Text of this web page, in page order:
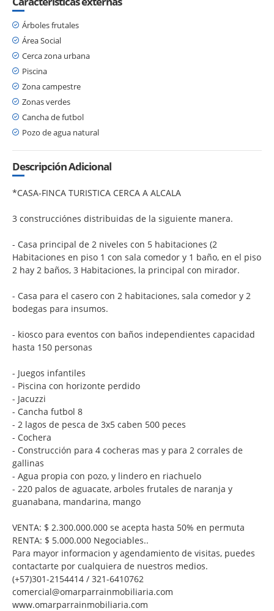
Árboles frutales
Área Social
Cerca zona urbana
Piscina
Zona campestre
Zonas verdes
Cancha de futbol
Pozo de agua natural
Descripción Adicional
*CASA-FINCA TURISTICA CERCA A ALCALA
3 construcciónes distribuidas de la siguiente manera.
- Casa principal de 2 niveles con 5 habitaciones (2
Habitaciones en piso 1 con sala comedor y 1 baño, en el piso
2 hay 2 baños, 3 Habitaciones, la principal con mirador.
- Casa para el casero con 2 habitaciones, sala comedor y 2
bodegas para insumos.
- kiosco para eventos con baños independientes capacidad
hasta 150 personas
- Juegos infantiles
- Piscina con horizonte perdido
- Jacuzzi
- Cancha futbol 8
- 2 lagos de pesca de 3x5 caben 500 peces
- Cochera
- Construcción para 4 cocheras mas y para 2 corrales de
gallinas
- Agua propia con pozo, y lindero en riachuelo
- 220 palos de aguacate, arboles frutales de naranja y
guanabana, mandarina, mango
VENTA: $ 2.300.000.000 se acepta hasta 50% en permuta
RENTA: $ 5.000.000 Negociables..
Para mayor informacion y agendamiento de visitas, puedes
contactarte por cualquiera de nuestros medios.
(+57)301-2154414 / 321-6410762
comercial@omarparrainmobiliaria.com
www.omarparrainmobiliaria.com